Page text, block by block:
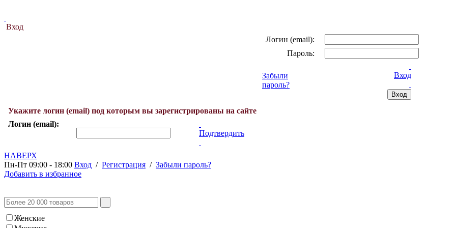
Вход
Логин (email):
Пароль:
Забыли
пароль?
Вход
Укажите логин (email) под которым вы зарегистрированы на сайте
Логин (email):
Подтвердить
НАВЕРХ
Пн-Пт 09:00 - 18:00 Вход / Регистрация / Забыли пароль?
Добавить в избранное
Женские